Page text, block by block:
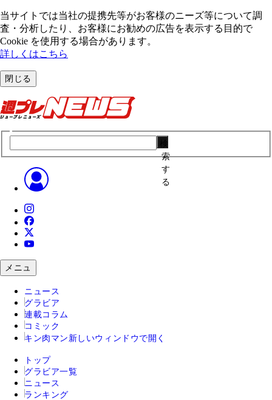
当サイトでは当社の提携先等がお客様のニーズ等について調
査・分析したり、お客様にお勧めの広告を表⽰する⽬的で
Cookie を使⽤する場合があります。
詳しくはこちら
閉じる
索
す
る
メニュ
ニュース
グラビア
連載コラム
コミック
キン肉マン 新しいウィンドウで開く
トップ
グラビア一覧
ニュース
ランキング